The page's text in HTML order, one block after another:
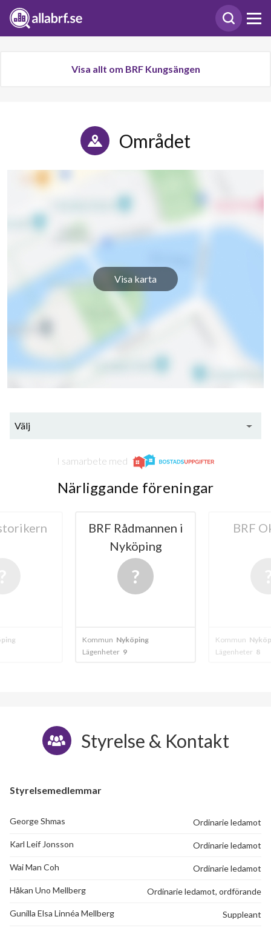
Visa allt om BRF Kungsängen
Området
Visa karta
Välj
I samarbete med
Närliggande föreningar
BRF Rådmannen i
Nyköping
Kommun Nyköping
Lägenheter 9
BRF
Kommun
Lägenheter 8
Styrelse & Kontakt
Styrelsemedlemmar
George Shmas Ordinarie ledamot
Karl Leif Jonsson Ordinarie ledamot
Wai Man Coh Ordinarie ledamot
Håkan Uno Mellberg Ordinarie ledamot, ordförande
Gunilla Elsa Linnéa Mellberg Suppleant